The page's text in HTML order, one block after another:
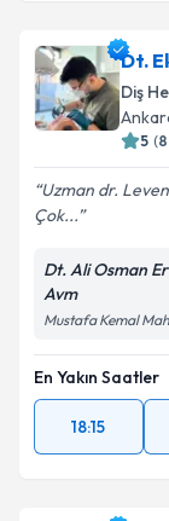
Dt.
Diş
5 (
Uzman dr.
Çok...
Dt. Ali Osman
Avm
Mustafa Kemal
En Yakın Saatler
18:15